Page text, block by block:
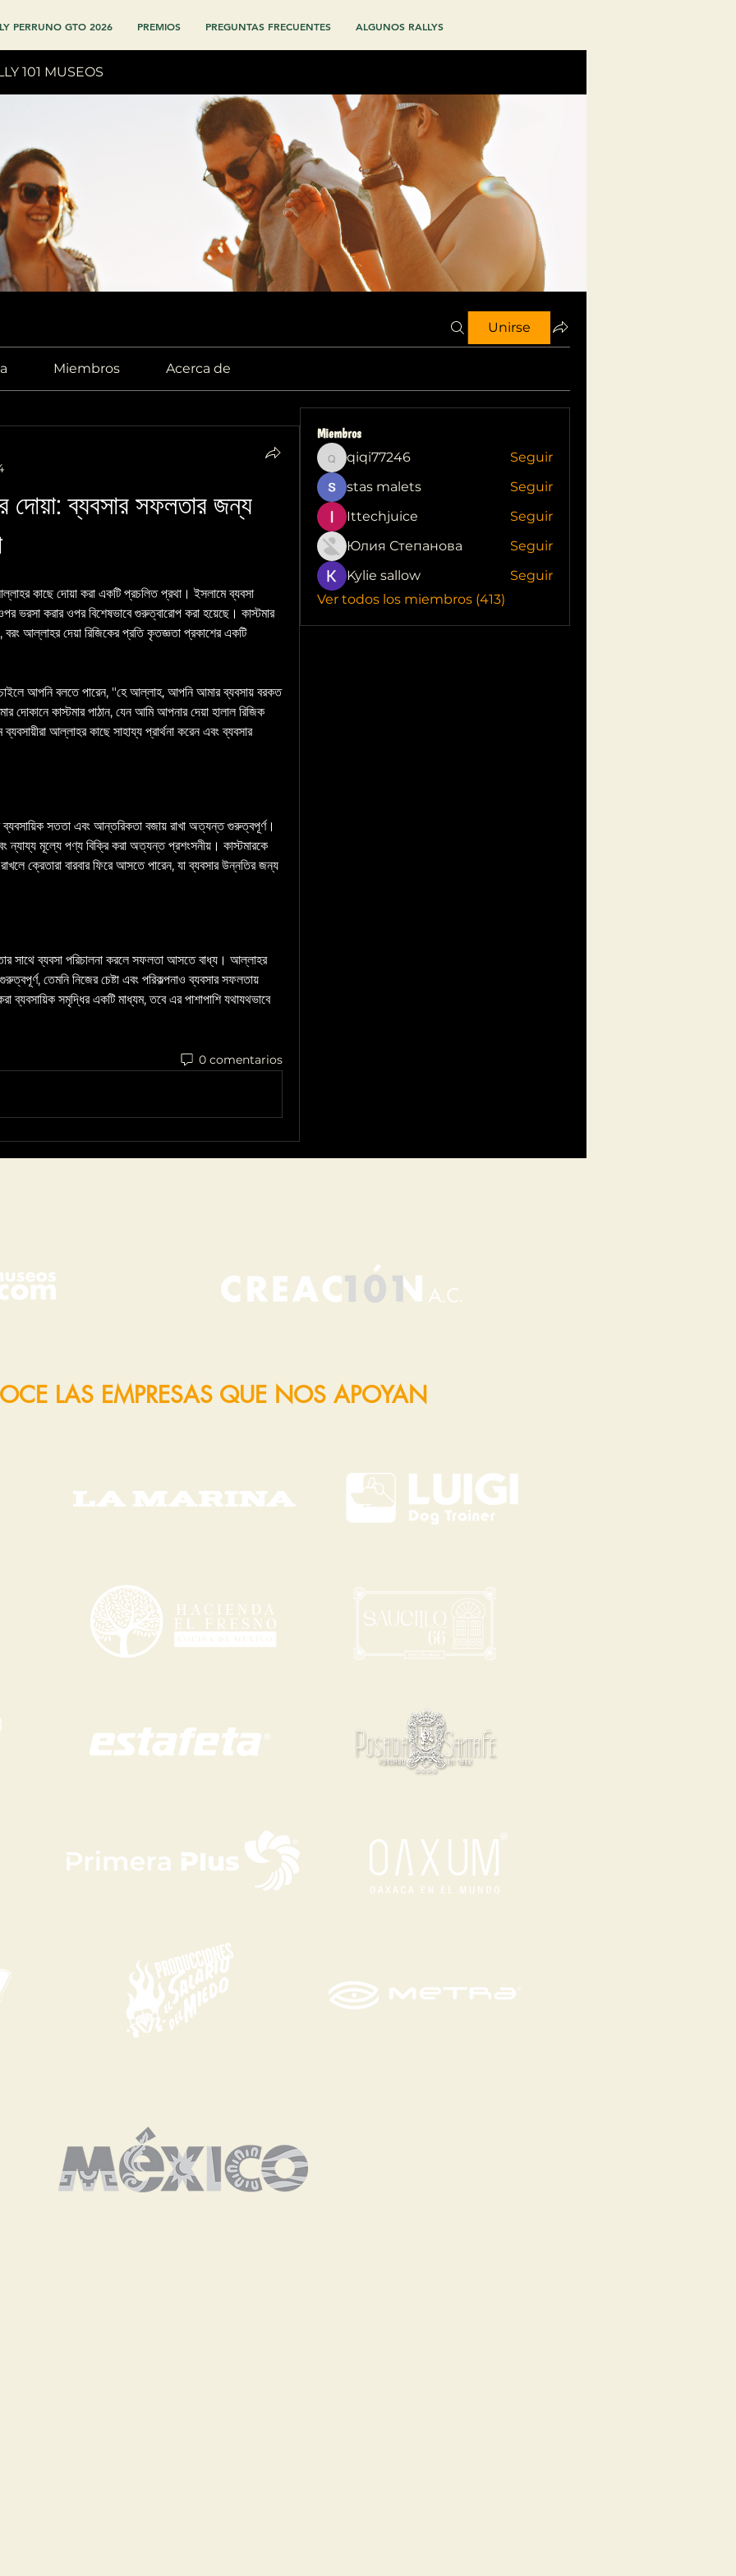
PERRUNO GTO 2026 PREMIOS PREGUNTAS FRECUENTES ALGUNOS RALLYS
101 MUSEOS
Unirse
Miembros Acerca de
দোয়া: ব্যবসার সফলতার জন্য
কাছে দোয়া করা একটি প্রচলিত প্রথা। ইসলামে ব্যবসা
ভরসা করার ওপর বিশেষভাবে গুরুত্বারোপ করা হয়েছে। কাস্টমার
আল্লাহর দেয়া রিজিকের প্রতি কৃতজ্ঞতা প্রকাশের একটি
আপনি বলতে পারেন, "হে আল্লাহ, আপনি আমার ব্যবসায় বরকত
দোকানে কাস্টমার পাঠান, যেন আমি আপনার দেয়া হালাল রিজিক
আল্লাহর কাছে সাহায্য প্রার্থনা করেন এবং ব্যবসার
ব্যবসায়িক সততা এবং আন্তরিকতা বজায় রাখা অত্যন্ত গুরুত্বপূর্ণ।
ন্যায্য মূল্যে পণ্য বিক্রি করা অত্যন্ত প্রশংসনীয়। কাস্টমারকে
ক্রেতারা বারবার ফিরে আসতে পারেন, যা ব্যবসার উন্নতির জন্য
সাথে ব্যবসা পরিচালনা করলে সফলতা আসতে বাধ্য। আল্লাহর
তেমনি নিজের চেষ্টা এবং পরিকল্পনাও ব্যবসার সফলতায়
ব্যবসায়িক সমৃদ্ধির একটি মাধ্যম, তবে এর পাশাপাশি যথাযথভাবে
0 comentarios
Miembros
qiqi77246
qiqi77246
Seguir
stas malets
Seguir
Ittechjuice
Seguir
Юлия Степанова
Seguir
Kylie sallow
Seguir
Ver todos los miembros (413)
LAS EMPRESAS QUE NOS APOYAN